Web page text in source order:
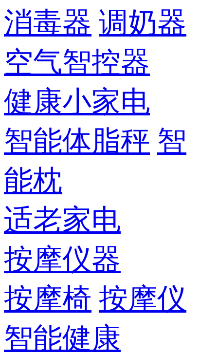
消毒器 调奶器
空气智控器
健康小家电
智能体脂秤 智
能枕
适老家电
按摩仪器
按摩椅 按摩仪
智能健康